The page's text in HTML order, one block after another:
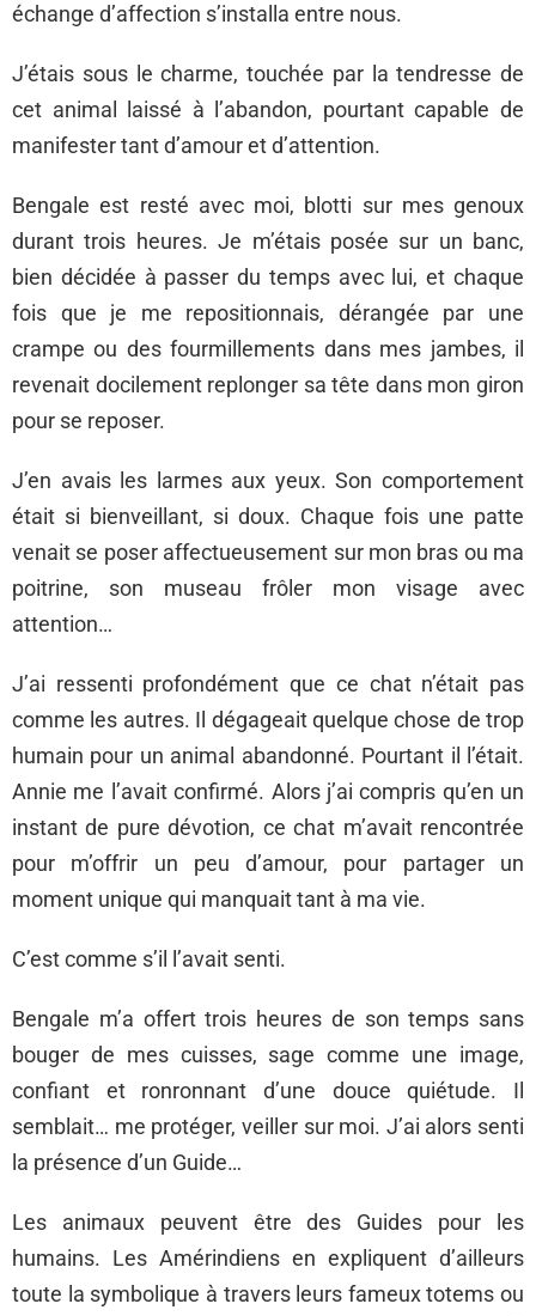
échange d’affection s’installa entre nous.
J’étais sous le charme, touchée par la tendresse de
cet animal laissé à l’abandon, pourtant capable de
manifester tant d’amour et d’attention.
Bengale est resté avec moi, blotti sur mes genoux
durant trois heures. Je m’étais posée sur un banc,
bien décidée à passer du temps avec lui, et chaque
fois que je me repositionnais, dérangée par une
crampe ou des fourmillements dans mes jambes, il
revenait docilement replonger sa tête dans mon giron
pour se reposer.
J’en avais les larmes aux yeux. Son comportement
était si bienveillant, si doux. Chaque fois une patte
venait se poser affectueusement sur mon bras ou ma
poitrine, son museau frôler mon visage avec
attention…
J’ai ressenti profondément que ce chat n’était pas
comme les autres. Il dégageait quelque chose de trop
humain pour un animal abandonné. Pourtant il l’était.
Annie me l’avait confirmé. Alors j’ai compris qu’en un
instant de pure dévotion, ce chat m’avait rencontrée
pour m’offrir un peu d’amour, pour partager un
moment unique qui manquait tant à ma vie.
C’est comme s’il l’avait senti.
Bengale m’a offert trois heures de son temps sans
bouger de mes cuisses, sage comme une image,
confiant et ronronnant d’une douce quiétude. Il
semblait… me protéger, veiller sur moi. J’ai alors senti
la présence d’un Guide…
Les animaux peuvent être des Guides pour les
humains. Les Amérindiens en expliquent d’ailleurs
toute la symbolique à travers leurs fameux totems ou